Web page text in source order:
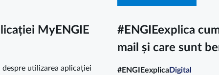
MyENGIE
utilizarea aplicației
#ENGIEexplica
mail și care sunt
#ENGIEexplicaDigital